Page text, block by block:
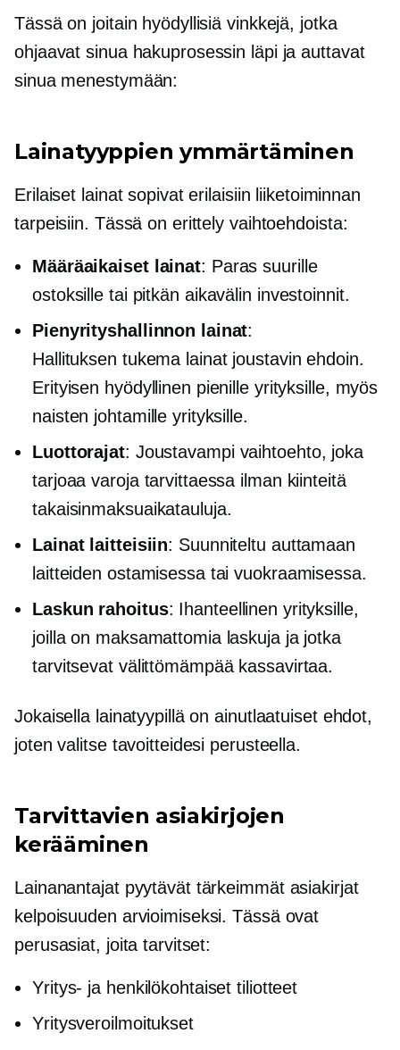
Tässä on joitain hyödyllisiä vinkkejä, jotka
ohjaavat sinua hakuprosessin läpi ja auttavat
sinua menestymään:
Lainatyyppien ymmärtäminen
Erilaiset lainat sopivat erilaisiin liiketoiminnan
tarpeisiin. Tässä on erittely vaihtoehdoista:
Määräaikaiset lainat: Paras suurille
ostoksille tai pitkän aikavälin investoinnit.
Pienyrityshallinnon lainat:
Hallituksen tukema lainat joustavin ehdoin.
Erityisen hyödyllinen pienille yrityksille, myös
naisten johtamille yrityksille.
Luottorajat: Joustavampi vaihtoehto, joka
tarjoaa varoja tarvittaessa ilman kiinteitä
takaisinmaksuaikatauluja.
Lainat laitteisiin: Suunniteltu auttamaan
laitteiden ostamisessa tai vuokraamisessa.
Laskun rahoitus: Ihanteellinen yrityksille,
joilla on maksamattomia laskuja ja jotka
tarvitsevat välittömämpää kassavirtaa.
Jokaisella lainatyypillä on ainutlaatuiset ehdot,
joten valitse tavoitteidesi perusteella.
Tarvittavien asiakirjojen
kerääminen
Lainanantajat pyytävät tärkeimmät asiakirjat
kelpoisuuden arvioimiseksi. Tässä ovat
perusasiat, joita tarvitset:
Yritys- ja henkilökohtaiset tiliotteet
Yritysveroilmoitukset